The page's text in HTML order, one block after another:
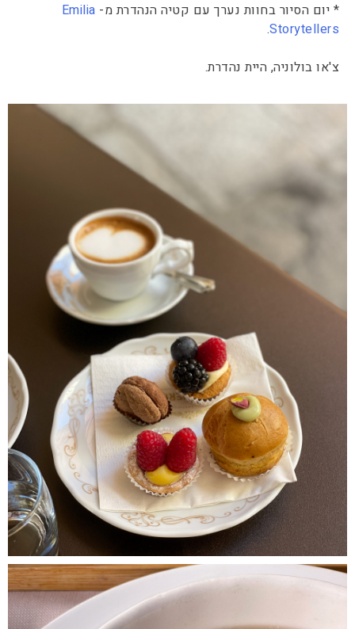
* יום הסיור בחוות נערך עם קטיה הנהדרת מ- Emilia
Storytellers
.
צ'או בולוניה, היית נהדרת.